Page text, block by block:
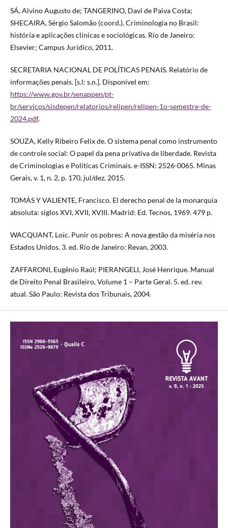
SÁ, Alvino Augusto de; TANGERINO, Davi de Paiva Costa;
SHECAIRA, Sérgio Salomão (coord.). Criminologia no Brasil:
história e aplicações clínicas e sociológicas. Rio de Janeiro:
Elsevier; Campus Jurídico, 2011.
SECRETARIA NACIONAL DE POLÍTICAS PENAIS. Relatório de
informações penais. [s.l: s.n.]. Disponível em:
https://www.gov.br/senappen/pt-
br/servicos/sisdepen/relatorios/relipen/relipen-1o-semestre-de-
2024.pdf.
SOUZA, Kelly Ribeiro Felix de. O sistema penal como instrumento
de controle social: O papel da pena privativa de liberdade. Revista
de Criminologias e Políticas Criminais. e-ISSN: 2526-0065. Minas
Gerais, v. 1, n. 2, p. 170, jul/dez. 2015.
TOMÁS Y VALIENTE, Francisco. El derecho penal de la monarquía
absoluta: siglos XVI, XVII, XVIII. Madrid: Ed. Tecnos, 1969. 479 p.
WACQUANT, Loïc. Punir os pobres: A nova gestão da miséria nos
Estados Unidos. 3. ed. Rio de Janeiro: Revan, 2003.
ZAFFARONI, Eugênio Raúl; PIERANGELI, José Henrique. Manual
de Direito Penal Brasileiro, Volume 1 – Parte Geral. 5. ed. rev.
atual. São Paulo: Revista dos Tribunais, 2004.